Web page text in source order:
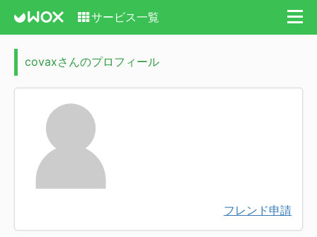
サービス一覧
covaxさんのプロフィール
フレンド申請